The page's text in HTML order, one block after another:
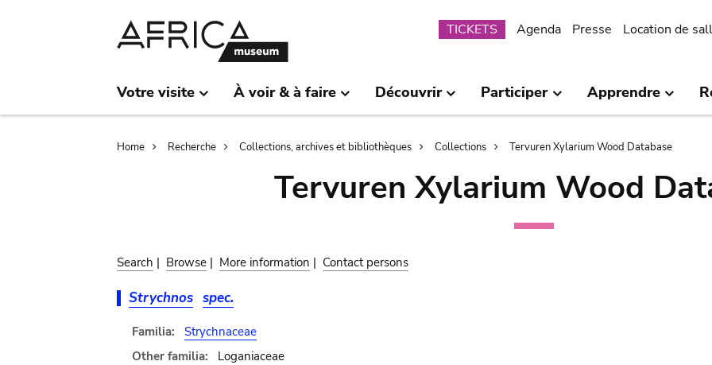
Submenu
TICKETS Agenda Presse Location de
Votre visite À voir & à faire Découvrir Participer Apprendre
Breadcrumb
Home Recherche Collections, archives et bibliothèques Collections Tervuren Xylarium Wood Database
Tervuren Xylarium Wood
Search | Browse | More information | Contact persons
Strychnos spec.
Familia:
Strychnaceae
Other familia:
Loganiaceae